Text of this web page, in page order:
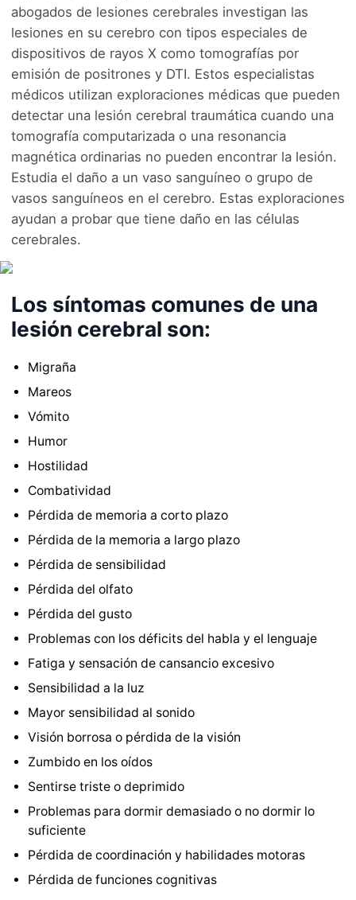
abogados de lesiones cerebrales investigan las
lesiones en su cerebro con tipos especiales de
dispositivos de rayos X como tomografías por
emisión de positrones y DTI. Estos especialistas
médicos utilizan exploraciones médicas que pueden
detectar una lesión cerebral traumática cuando una
tomografía computarizada o una resonancia
magnética ordinarias no pueden encontrar la lesión.
Estudia el daño a un vaso sanguíneo o grupo de
vasos sanguíneos en el cerebro. Estas exploraciones
ayudan a probar que tiene daño en las células
cerebrales.
Los síntomas comunes de una
lesión cerebral son:
Migraña
Mareos
Vómito
Humor
Hostilidad
Combatividad
Pérdida de memoria a corto plazo
Pérdida de la memoria a largo plazo
Pérdida de sensibilidad
Pérdida del olfato
Pérdida del gusto
Problemas con los déficits del habla y el lenguaje
Fatiga y sensación de cansancio excesivo
Sensibilidad a la luz
Mayor sensibilidad al sonido
Visión borrosa o pérdida de la visión
Zumbido en los oídos
Sentirse triste o deprimido
Problemas para dormir demasiado o no dormir lo
suficiente
Pérdida de coordinación y habilidades motoras
Pérdida de funciones cognitivas